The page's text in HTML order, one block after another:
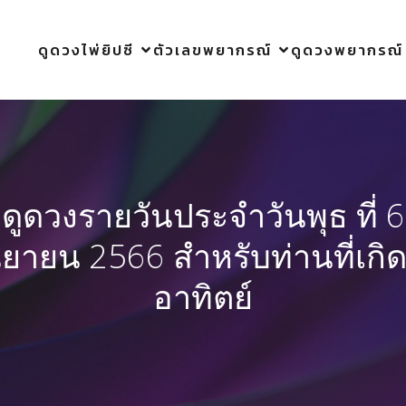
ดูดวงไพ่ยิปซี ตัวเลขพยากรณ์ ดูดวงพยากรณ์
ดูดวงรายวันประจำวันพุธ ที่ 6
ายน 2566 สำหรับท่านที่เกิ
อาทิตย์